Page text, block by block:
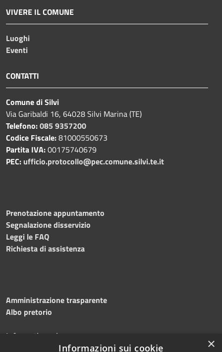
VIVERE IL COMUNE
Luoghi
Eventi
CONTATTI
Comune di Silvi
Via Garibaldi 16, 64028 Silvi Marina (TE)
Telefono:085 9357200
Codice Fiscale:81000550673
Partita IVA:00175740679
PEC: ufficio.protocollo@pec.comune.silvi.te.it
Prenotazione appuntamento
Segnalazione disservizio
Leggi le FAQ
Richiesta di assistenza
Amministrazione trasparente
Albo pretorio
Informativa privacy
×
Informazioni sui cookie